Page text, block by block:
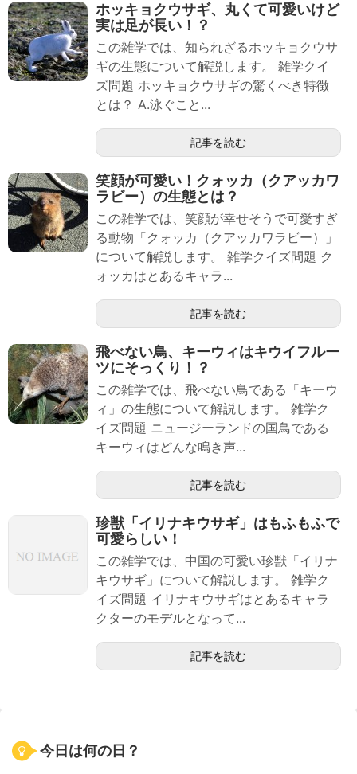
ホッキョクウサギ、丸くて可愛いけど
実は足が長い！？
この雑学では、知られざるホッキョクウサ
ギの生態について解説します。 雑学クイ
ズ問題 ホッキョクウサギの驚くべき特徴
とは？ A.泳ぐこと...
記事を読む
笑顔が可愛い！クォッカ（クアッカワ
ラビー）の生態とは？
この雑学では、笑顔が幸せそうで可愛すぎ
る動物「クォッカ（クアッカワラビー）」
について解説します。 雑学クイズ問題 ク
ォッカはとあるキャラ...
記事を読む
飛べない鳥、キーウィはキウイフルー
ツにそっくり！？
この雑学では、飛べない鳥である「キーウ
ィ」の生態について解説します。 雑学ク
イズ問題 ニュージーランドの国鳥である
キーウィはどんな鳴き声...
記事を読む
珍獣「イリナキウサギ」はもふもふで
可愛らしい！
この雑学では、中国の可愛い珍獣「イリナ
キウサギ」について解説します。 雑学ク
イズ問題 イリナキウサギはとあるキャラ
クターのモデルとなって...
記事を読む
今日は何の日？